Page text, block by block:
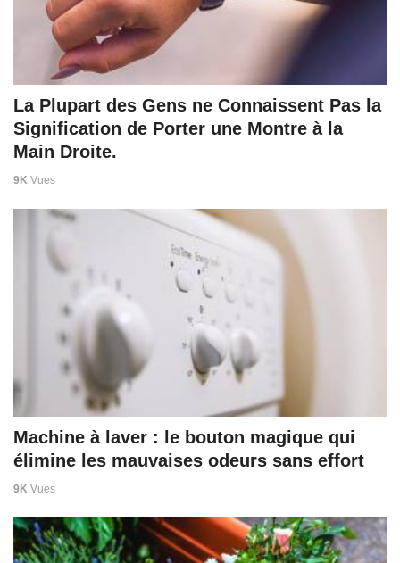
La Plupart des Gens ne Connaissent Pas la
Signification de Porter une Montre à la
Main Droite.
9K Vues
Machine à laver : le bouton magique qui
élimine les mauvaises odeurs sans effort
9K Vues